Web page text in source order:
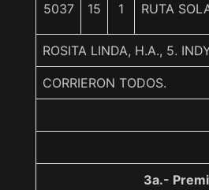
5037 15 1 RUTA
ROSITA LINDA, H.A., 5.
CORRIERON TODOS.
3a.-